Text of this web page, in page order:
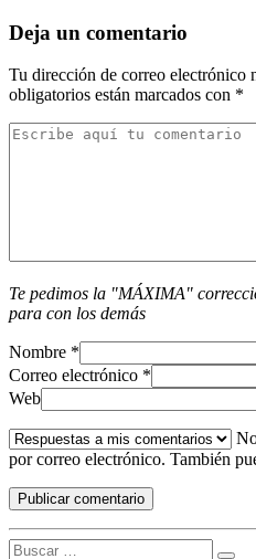
Deja un comentario
Tu dirección de correo electrónico
obligatorios están marcados con *
Te pedimos la "MÁXIMA"
para con los demás
Nombre *
Correo electrónico *
Web
por correo electrónico. También